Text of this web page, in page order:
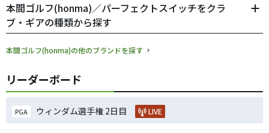
本間ゴルフ(honma)／パーフェクトスイッチをクラ
ブ・ギアの種類から探す
本間ゴルフ(honma)の他のブランドを探す
リーダーボード
PGA ウィンダム選手権 2日目 LIVE